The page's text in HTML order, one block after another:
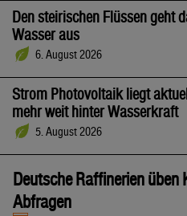
Den steirischen Flüssen geht
Wasser aus
6. August 2026
Strom Photovoltaik liegt
mehr weit hinter Wasserkraft
5. August 2026
Deutsche Raffinerien
Abfragen